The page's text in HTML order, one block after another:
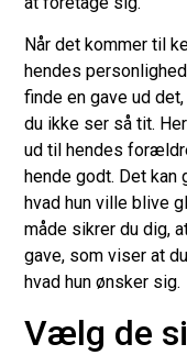
Når det kommer til
hendes
finde en gave ud
du ikke ser så tit.
ud til hendes
hende godt. Det kan
hvad hun ville blive
måde sikrer du dig,
gave, som viser at
hvad hun ønsker sig.
Vælg de